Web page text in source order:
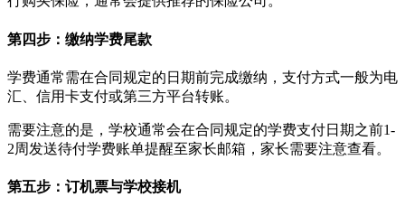
第四步：缴纳学费尾款
学费通常需在合同规定的日期前完成缴纳，支付方式一般为电
汇、信用卡支付或第三方平台转账。
需要注意的是，学校通常会在合同规定的学费支付日期之前1-
2周发送待付学费账单提醒至家长邮箱，家长需要注意查看。
第五步：订机票与学校接机